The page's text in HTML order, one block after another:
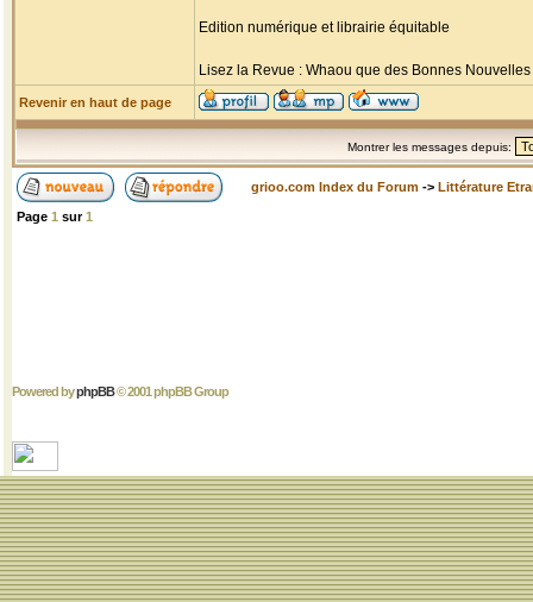
Edition numérique et librairie équitable
Lisez la Revue : Whaou que des Bonnes
Revenir en haut de page
Montrer les messages depuis:
grioo.com Index du Forum -> Littérature
Page 1 sur1
Powered byphpBB© 2001 phpBB Group